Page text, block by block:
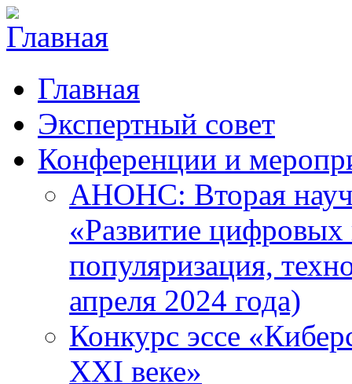
Главная
Экспертный совет
Конференции и
АНОНС: Вторая
«Развитие цифровых
популяризация,
апреля 2024 года)
Конкурс эссе
XXI веке»